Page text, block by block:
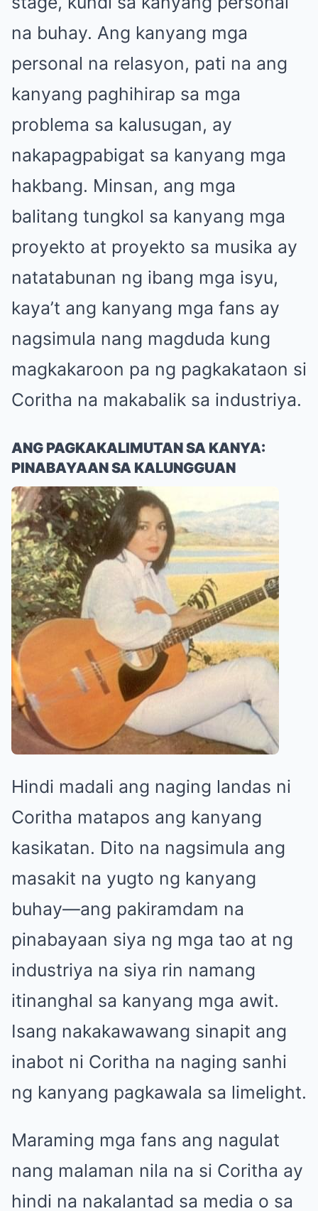
na buhay. Ang kanyang mga
personal na relasyon, pati na ang
kanyang paghihirap sa mga
problema sa kalusugan, ay
nakapagpabigat sa kanyang mga
hakbang. Minsan, ang mga
balitang tungkol sa kanyang mga
proyekto at proyekto sa musika ay
natatabunan ng ibang mga isyu,
kaya’t ang kanyang mga fans ay
nagsimula nang magduda kung
magkakaroon pa ng pagkakataon si
Coritha na makabalik sa industriya.
ANG PAGKAKALIMUTAN SA KANYA:
PINABAYAAN SA KALUNGGUAN
Hindi madali ang naging landas ni
Coritha matapos ang kanyang
kasikatan. Dito na nagsimula ang
masakit na yugto ng kanyang
buhay—ang pakiramdam na
pinabayaan siya ng mga tao at ng
industriya na siya rin namang
itinanghal sa kanyang mga awit.
Isang nakakawawang sinapit ang
inabot ni Coritha na naging sanhi
ng kanyang pagkawala sa limelight.
Maraming mga fans ang nagulat
nang malaman nila na si Coritha ay
hindi na nakalantad sa media o sa